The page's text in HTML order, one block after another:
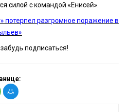
силой с командой «Енисей».
потерпел разгромное поражение в
подписаться!